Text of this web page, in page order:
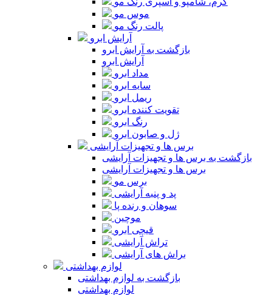
موس مو
پالت رنگ مو
آرایش ابرو
بازگشت به آرایش ابرو
آرایش ابرو
مداد ابرو
سایه ابرو
ریمل ابرو
تقویت کننده ابرو
رنگ ابرو
ژل و صابون ابرو
برس ها و تجهیزات آرایشی
بازگشت به برس ها و تجهیزات آرایشی
برس ها و تجهیزات آرایشی
برس مو
پد و پنبه آرایشی
سوهان و رنده پا
موچین
قیچی ابرو
تراش آرایشی
براش های آرایشی
لوازم بهداشتی
بازگشت به لوازم بهداشتی
لوازم بهداشتی